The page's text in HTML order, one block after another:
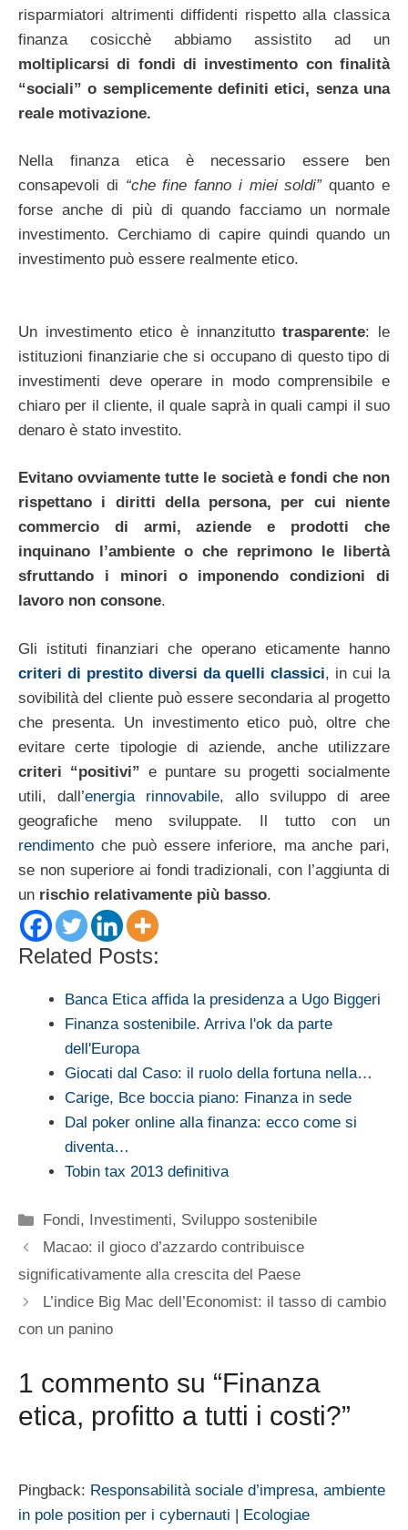
risparmiatori altrimenti diffidenti rispetto alla classica
finanza cosicchè abbiamo assistito ad un
moltiplicarsi di fondi di investimento con finalità
“sociali” o semplicemente definiti etici, senza una
reale motivazione.
Nella finanza etica è necessario essere ben
consapevoli di “che fine fanno i miei soldi”quanto e
forse anche di più di quando facciamo un normale
investimento. Cerchiamo di capire quindi quando un
investimento può essere realmente etico.
Un investimento etico è innanzituttotrasparente: le
istituzioni finanziarie che si occupano di questo tipo di
investimenti deve operare in modo comprensibile e
chiaro per il cliente, il quale saprà in quali campi il suo
denaro è stato investito.
Evitano ovviamente tutte le società e fondi che non
rispettano i diritti della persona, per cui niente
commercio di armi, aziende e prodotti che
inquinano l’ambiente o che reprimono le libertà
sfruttando i minori o imponendo condizioni di
lavoro non consone.
Gli istituti finanziari che operano eticamente hanno
criteri di prestito diversi da quelli classici, in cui la
sovibilità del cliente può essere secondaria al progetto
che presenta. Un investimento etico può, oltre che
evitare certe tipologie di aziende, anche utilizzare
criteri “positivi” e puntare su progetti socialmente
utili, dall’energia rinnovabile, allo sviluppo di aree
geografiche meno sviluppate. Il tutto con un
rendimento che può essere inferiore, ma anche pari,
se non superiore ai fondi tradizionali, con l’aggiunta di
un rischio relativamente più basso.
Related Posts:
Banca Etica affida la presidenza a Ugo Biggeri
Finanza sostenibile. Arriva l'ok da parte
dell'Europa
Giocati dal Caso: il ruolo della fortuna nella…
Carige, Bce boccia piano: Finanza in sede
Dal poker online alla finanza: ecco come si
diventa…
Tobin tax 2013 definitiva
Categorie
Fondi, Investimenti, Sviluppo sostenibile
Macao: il gioco d’azzardo contribuisce
significativamente alla crescita del Paese
L’indice Big Mac dell’Economist: il tasso di cambio
con un panino
1 commento su “Finanza
etica, profitto a tutti i costi?”
Pingback: Responsabilità sociale d’impresa, ambiente
in pole position per i cybernauti | Ecologiae